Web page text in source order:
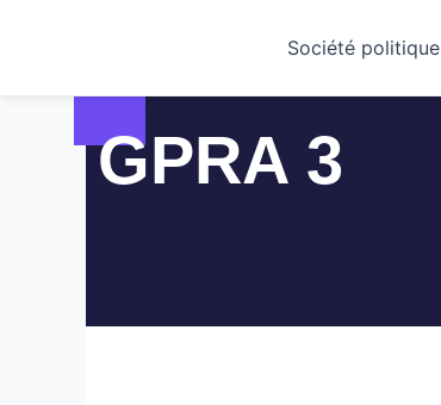
Société politique
GPRA 3